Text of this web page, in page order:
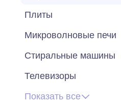
Плиты
Микроволновые печи
Стиральные машины
Телевизоры
Показать все